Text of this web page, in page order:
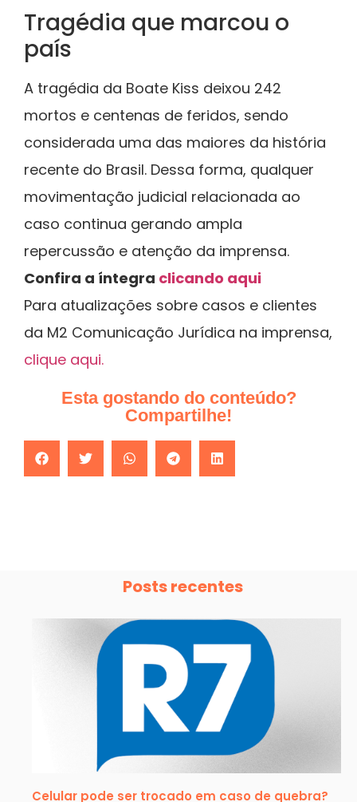
Tragédia que marcou o
país
A tragédia da Boate Kiss deixou 242
mortos e centenas de feridos, sendo
considerada uma das maiores da história
recente do Brasil. Dessa forma, qualquer
movimentação judicial relacionada ao
caso continua gerando ampla
repercussão e atenção da imprensa.
Confira a íntegra clicando aqui
Para atualizações sobre casos e clientes
da M2 Comunicação Jurídica na imprensa,
clique aqui.
Esta gostando do conteúdo?
Compartilhe!
Posts recentes
Celular pode ser trocado em caso de quebra?